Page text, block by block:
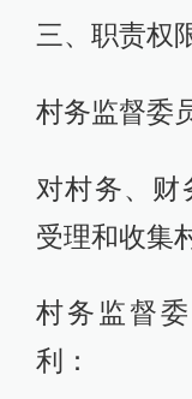
三、职责权
村务监督委
对村务、财
受理和收集
村务监督
利：